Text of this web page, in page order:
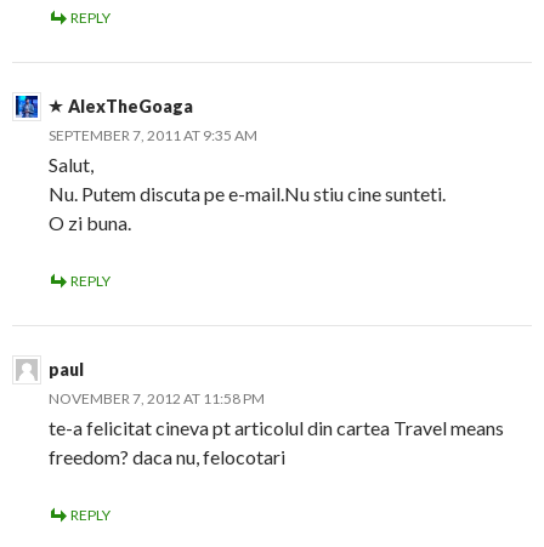
REPLY
AlexTheGoaga
SEPTEMBER 7, 2011 AT 9:35 AM
Salut,
Nu. Putem discuta pe e-mail.Nu stiu cine sunteti.
O zi buna.
REPLY
paul
NOVEMBER 7, 2012 AT 11:58 PM
te-a felicitat cineva pt articolul din cartea Travel means
freedom? daca nu, felocotari
REPLY